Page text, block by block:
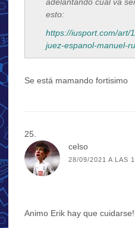
esto:
https://iusport.com/art/
juez-espanol-manuel-
Se está mamando fortisimo
celso
28/09/2021 A LAS
Animo Erik hay que